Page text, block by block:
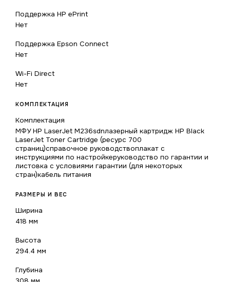
Поддержка HP ePrint
Нет
Поддержка Epson Connect
Нет
Wi-Fi Direct
Нет
КОМПЛЕКТАЦИЯ
Комплектация
МФУ HP LaserJet M236sdnлазерный картридж HP Black
LaserJet Toner Cartridge (ресурс 700
страниц)справочное руководствоплакат с
инструкциями по настройкеруководство по гарантии и
листовка с условиями гарантии (для некоторых
стран)кабель питания
РАЗМЕРЫ И ВЕС
Ширина
418 мм
Высота
294.4 мм
Глубина